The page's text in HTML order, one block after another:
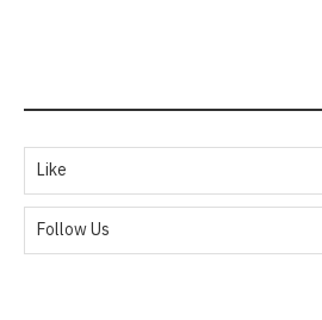
Like
Follow Us